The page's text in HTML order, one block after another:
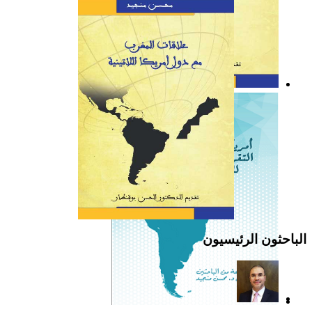
كتاب: علاقات المغرب مع
دول أمريكا اللاتينية
الباحثون الرئيسيون